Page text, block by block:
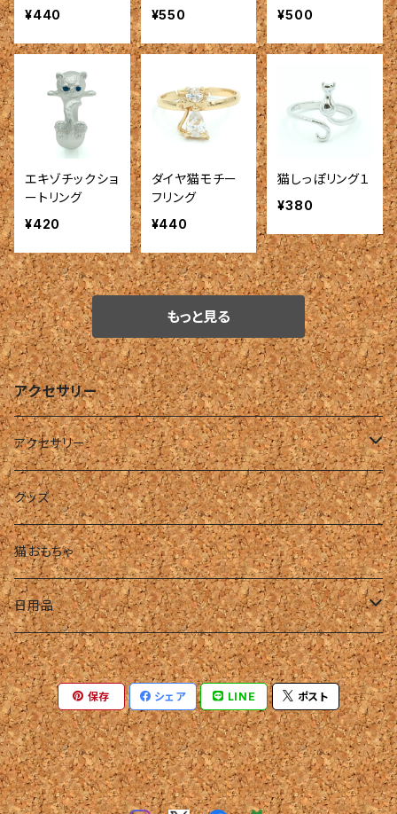
¥440
¥550
¥500
エキゾチックショ
ートリング
¥420
ダイヤ猫モチー
フリング
¥440
猫しっぽリング１
¥380
もっと見る
アクセサリー
アクセサリー
リング
ピアス・イヤリング
ネックレス
ハンドメイド・パーツ
グッズ
猫おもちゃ
日用品
タオル
ハンドタオル
フェイスタオル
保存 シェア LINE ポスト